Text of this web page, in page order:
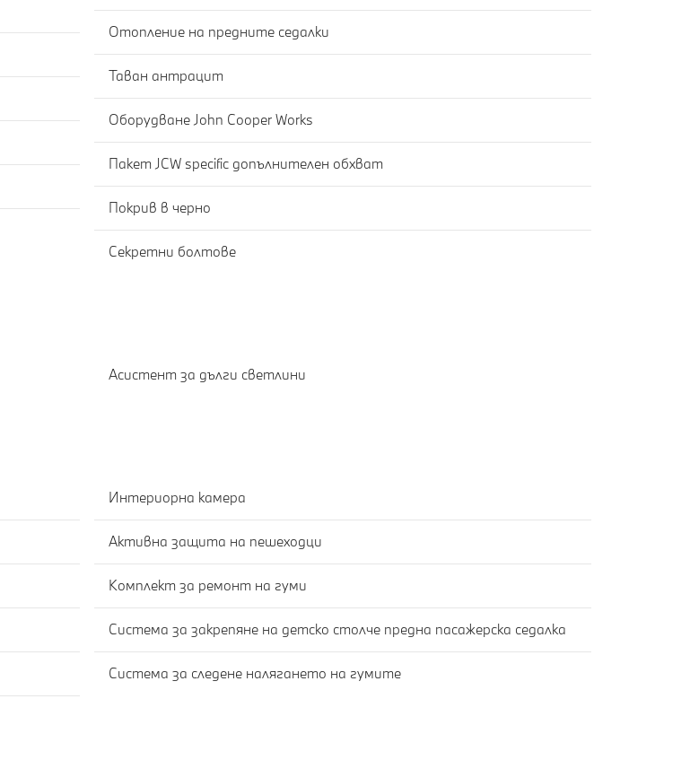
Отопление на предните седалки
Таван антрацит
Оборудване John Cooper Works
Пакет JCW specific допълнителен обхват
Покрив в черно
Секретни болтове
Асистент за дълги светлини
Интериорна камера
Активна защита на пешеходци
Комплект за ремонт на гуми
Система за закрепяне на детско столче предна пасажерска седалка
Система за следене налягането на гумите